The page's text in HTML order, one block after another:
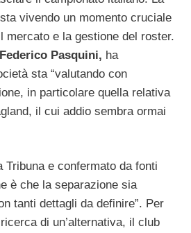
sta vivendo un momento cruciale
mercato e la gestione del roster.
Federico Pasquini, ha
sta “valutando con
in particolare quella relativa
il cui addio sembra ormai
Tribuna e confermato da fonti
è che la separazione sia
tanti dettagli da definire”. Per
di un’alternativa, il club